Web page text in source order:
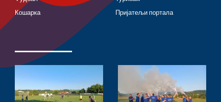
Кошарка
Пријатељи портала